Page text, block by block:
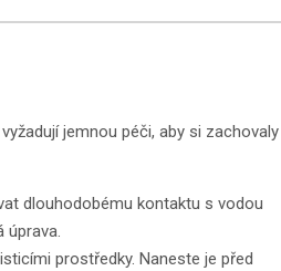
jemnou péči, aby si zachovaly
dlouhodobému kontaktu s vodou
úprava.
prostředky. Naneste je před